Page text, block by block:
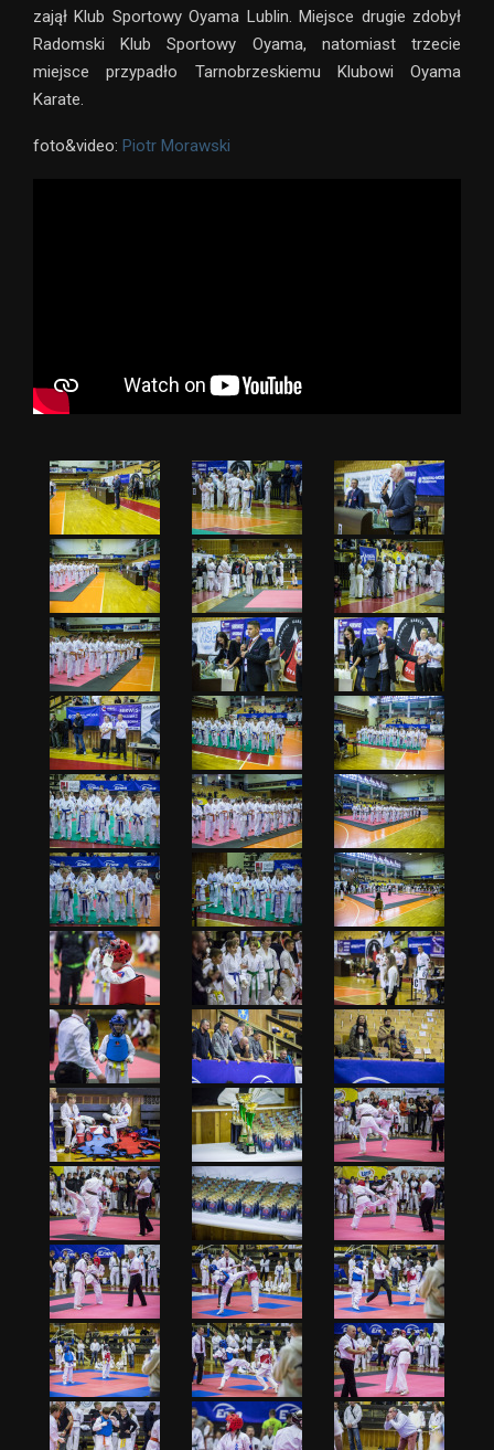
zajął Klub Sportowy Oyama Lublin. Miejsce drugie zdobył
Radomski Klub Sportowy Oyama, natomiast trzecie
miejsce przypadło Tarnobrzeskiemu Klubowi Oyama
Karate.
foto&video: Piotr Morawski